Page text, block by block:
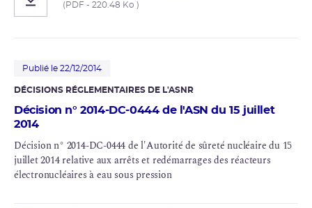
(PDF - 220.48 Ko )
Publié le 22/12/2014
DÉCISIONS RÉGLEMENTAIRES DE L'ASNR
Décision n° 2014-DC-0444 de l'ASN du 15 juillet
2014
Décision n° 2014-DC-0444 de l'Autorité de sûreté nucléaire du 15
juillet 2014 relative aux arrêts et redémarrages des réacteurs
électronucléaires à eau sous pression